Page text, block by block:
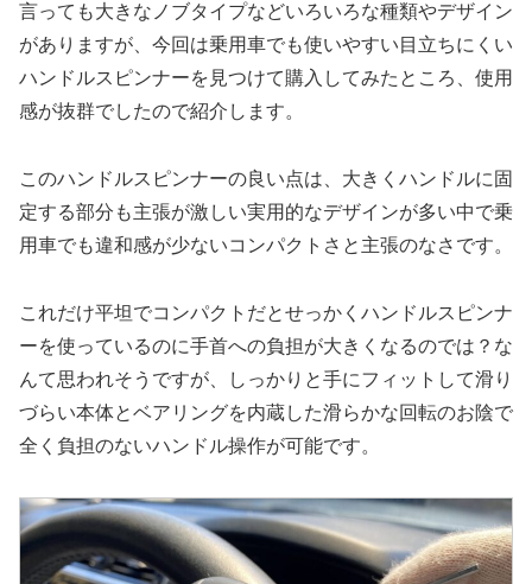
言っても大きなノブタイプなどいろいろな種類やデザイン
がありますが、今回は乗用車でも使いやすい目立ちにくい
ハンドルスピンナーを見つけて購入してみたところ、使用
感が抜群でしたので紹介します。
このハンドルスピンナーの良い点は、大きくハンドルに固
定する部分も主張が激しい実用的なデザインが多い中で乗
用車でも違和感が少ないコンパクトさと主張のなさです。
これだけ平坦でコンパクトだとせっかくハンドルスピンナ
ーを使っているのに手首への負担が大きくなるのでは？な
んて思われそうですが、しっかりと手にフィットして滑り
づらい本体とベアリングを内蔵した滑らかな回転のお陰で
全く負担のないハンドル操作が可能です。